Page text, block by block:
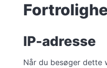
IP-adresse
Når du besøger dette